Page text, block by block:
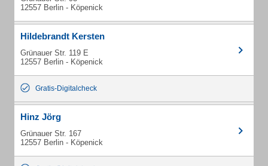
12557 Berlin - Köpenick
Hildebrandt Kersten
Grünauer Str. 119 E
12557 Berlin - Köpenick
Gratis-Digitalcheck
Hinz Jörg
Grünauer Str. 167
12557 Berlin - Köpenick